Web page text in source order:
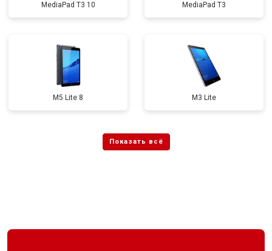
MediaPad T3 10 MediaPad T3
M5 Lite 8 M3 Lite